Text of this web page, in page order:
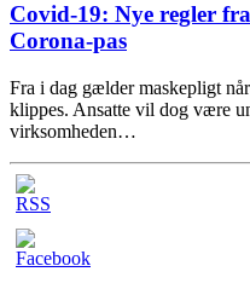
Covid-19: Nye regler
Corona-pas
Fra i dag gælder maskepligt
klippes. Ansatte vil dog være
virksomheden…